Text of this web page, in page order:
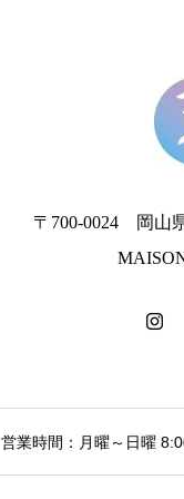
〒700-0024 岡山
営業時間：月曜～日曜